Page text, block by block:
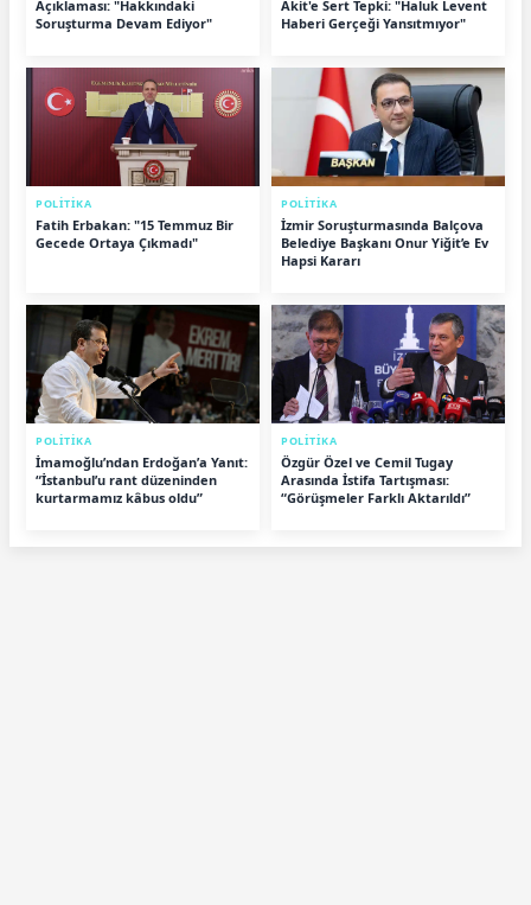
Açıklaması: "Hakkındaki
Soruşturma Devam Ediyor"
Akit'e Sert Tepki: "Haluk Levent
Haberi Gerçeği Yansıtmıyor"
POLİTİKA
Fatih Erbakan: "15 Temmuz Bir
Gecede Ortaya Çıkmadı"
POLİTİKA
İzmir Soruşturmasında Balçova
Belediye Başkanı Onur Yiğit’e Ev
Hapsi Kararı
POLİTİKA
İmamoğlu’ndan Erdoğan’a Yanıt:
“İstanbul’u rant düzeninden
kurtarmamız kâbus oldu”
POLİTİKA
Özgür Özel ve Cemil Tugay
Arasında İstifa Tartışması:
“Görüşmeler Farklı Aktarıldı”